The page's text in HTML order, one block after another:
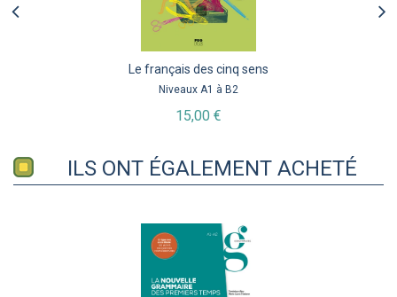
Le français des cinq sens
Niveaux A1 à B2
15,00 €
ILS ONT ÉGALEMENT ACHETÉ